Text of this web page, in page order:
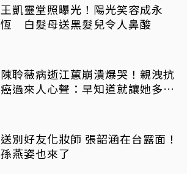
王凱靈堂照曝光！陽光笑容成永
恆 白髮母送黑髮兒令人鼻酸
陳聆薇病逝江蕙崩潰爆哭！親洩抗
癌過來人心聲：早知道就讓她多化
送別好友化妝師 張韶涵在台露面！
孫燕姿也來了